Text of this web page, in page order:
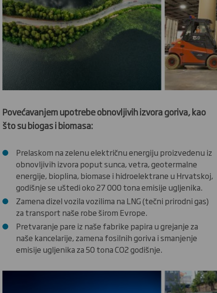
Povećavanjem upotrebe obnovljivih izvora goriva, kao
što su biogas i biomasa:
Prelaskom na zelenu električnu energiju proizvedenu iz
obnovljivih izvora poput sunca, vetra, geotermalne
energije, bioplina, biomase i hidroelektrane u Hrvatskoj,
godišnje se uštedi oko 27 000 tona emisije ugljenika.
Zamena dizel vozila vozilima na LNG (tečni prirodni gas)
za transport naše robe širom Evrope.
Pretvaranje pare iz naše fabrike papira u grejanje za
naše kancelarije, zamena fosilnih goriva i smanjenje
emisije ugljenika za 50 tona CO2 godišnje.